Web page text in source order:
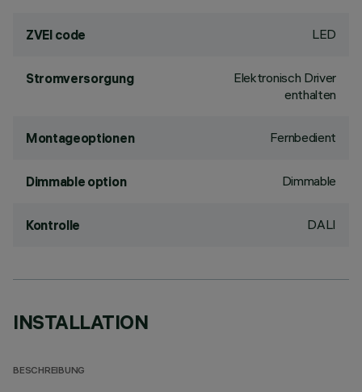
ZVEI code LED
Stromversorgung
Elektronisch Driver
enthalten
Montageoptionen Fernbedient
Dimmable option Dimmable
Kontrolle DALI
INSTALLATION
BESCHREIBUNG